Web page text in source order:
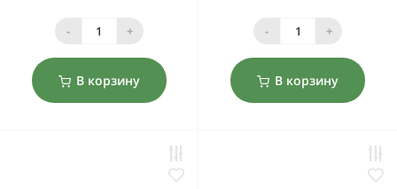
- +
В корзину
- +
В корзину